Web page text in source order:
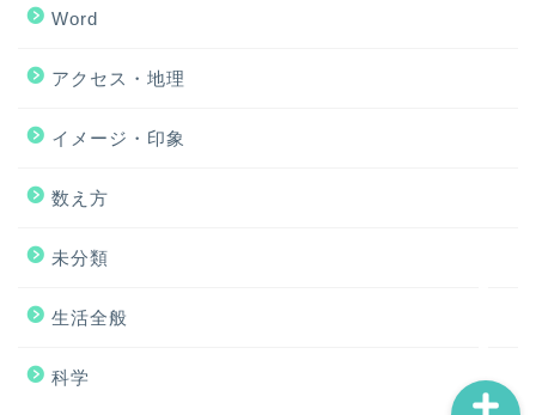
Word
アクセス・地理
イメージ・印象
数え方
未分類
生活全般
科学